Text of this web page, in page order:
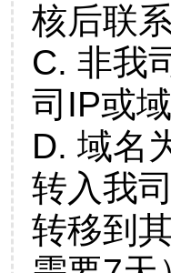
核后联
C. 非我
司IP或
D. 域名
转入我
转移到